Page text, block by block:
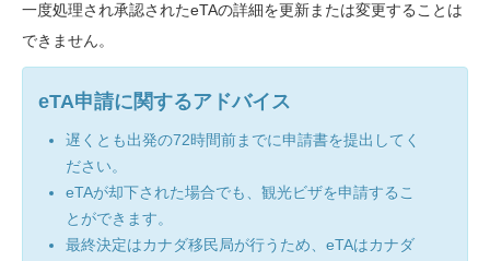
一度処理され承認されたeTAの詳細を更新または変更することは
できません。
eTA申請に関するアドバイス
遅くとも出発の72時間前までに申請書を提出してく
ださい。
eTAが却下された場合でも、観光ビザを申請するこ
とができます。
最終決定はカナダ移民局が行うため、eTAはカナダ